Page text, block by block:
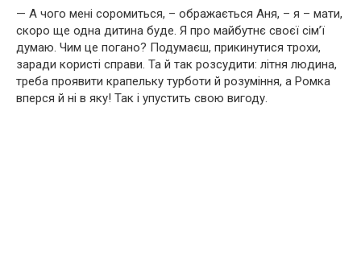
— А чого мені соромиться, – ображається Аня, – я – мати,
скоро ще одна дитина буде. Я про майбутнє своєї сім’ї
думаю. Чим це погано? Подумаєш, прикинутися трохи,
заради користі справи. Та й так розсудити: літня людина,
треба проявити крапельку турботи й розуміння, а Ромка
вперся й ні в яку! Так і упустить свою вигоду.